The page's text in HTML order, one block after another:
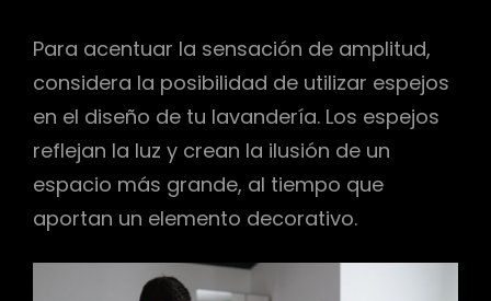
Para acentuar la sensación de amplitud,
considera la posibilidad de utilizar espejos
en el diseño de tu lavandería. Los espejos
reflejan la luz y crean la ilusión de un
espacio más grande, al tiempo que
aportan un elemento decorativo.